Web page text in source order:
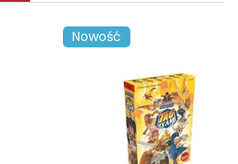
Nowość